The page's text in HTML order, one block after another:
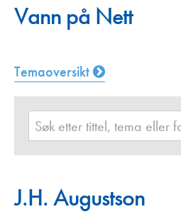
Vann på Nett
Temaoversikt
J.H. Augustson